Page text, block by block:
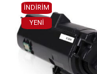
İNDİRİM
YENI